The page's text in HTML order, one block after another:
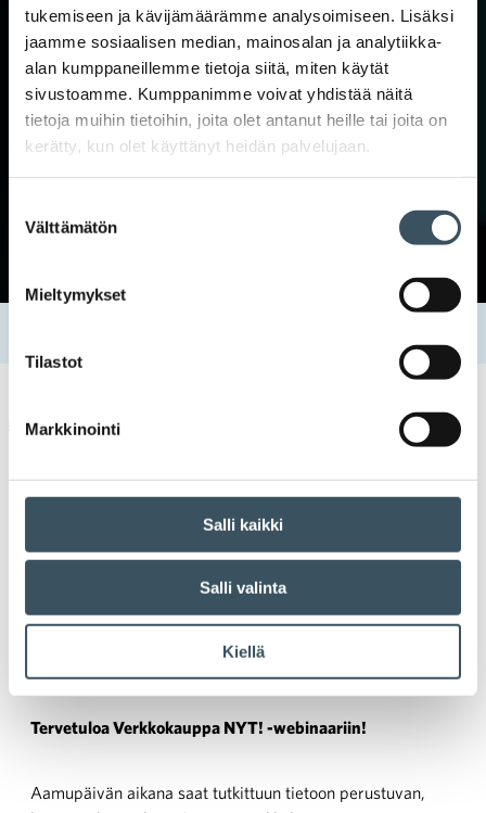
tukemiseen ja kävijämäärämme analysoimiseen. Lisäksi
jaamme sosiaalisen median, mainosalan ja analytiikka-
alan kumppaneillemme tietoja siitä, miten käytät
sivustoamme. Kumppanimme voivat yhdistää näitä
tietoja muihin tietoihin, joita olet antanut heille tai joita on
kerätty, kun olet käyttänyt heidän palvelujaan.
valinta
Välttämätön
Mieltymykset
Tilastot
Markkinointi
Salli kaikki
Salli valinta
Kiellä
Kaupan seminaari
Verkkokauppa NYT! -
webinaari
18.3. klo 9:00 — 18.3. klo 11:00
Paikka:Webinaari
Tervetuloa Verkkokauppa NYT! -webinaariin!
Aamupäivän aikana saat tutkittuun tietoon perustuvan,